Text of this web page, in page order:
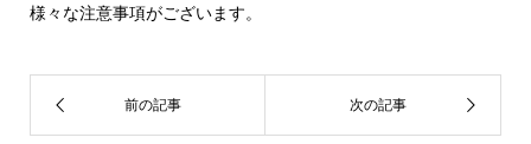
様々な注意事項がございます。